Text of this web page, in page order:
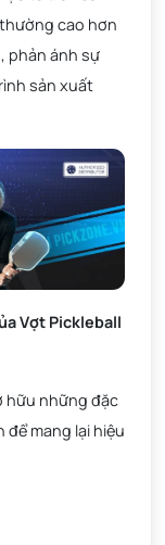
cao hơn
phản ánh sự
sản xuất
Vợt Pickleball
hữu những đặc
mang lại hiệu